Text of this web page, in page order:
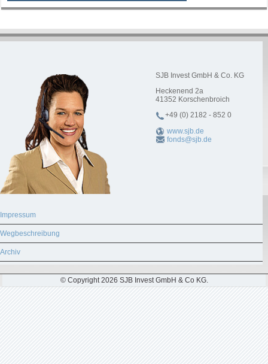
SJB Invest GmbH & Co. KG
Heckenend 2a
41352 Korschenbroich
+49 (0) 2182 - 852 0
www.sjb.de
fonds@sjb.de
Impressum
Wegbeschreibung
Archiv
© Copyright 2026 SJB Invest GmbH & Co KG.